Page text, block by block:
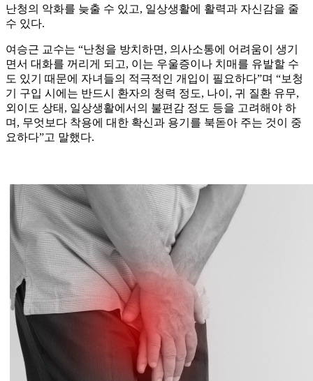
난청의 악화를 늦출 수 있고, 일상생활에 활력과 자신감을 줄
수 있다.
여승근 교수는 “난청을 방치하면, 의사소통에 어려움이 생기
면서 대화를 꺼리게 되고, 이는 우울증이나 치매를 유발할 수
도 있기 때문에 자녀들의 적극적인 개입이 필요하다”며 “보청
기 구입 시에는 반드시 환자의 청력 정도, 나이, 귀 질환 유무,
외이도 상태, 일상생활에서의 불편감 정도 등을 고려해야 하
며, 무엇보다 착용에 대한 확신과 용기를 북돋아 주는 것이 중
요하다”고 말했다.